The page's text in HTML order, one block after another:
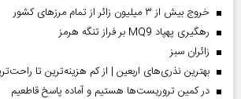
خروج بیش از ۳ میلیون زائر از تمام مرز‌های کشور
رهگیری پهپاد MQ9 بر فراز تنگه هرمز
‌زائران سبز
بهترین نذری‌های اربعین | از کم هزینه‌ترین تا
در کمین تروریست‌ها هستیم و آماده پاسخ قاطعیم